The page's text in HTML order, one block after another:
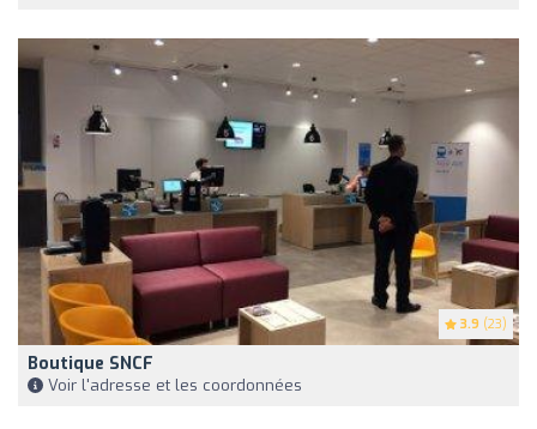
3.9 (23)
Boutique SNCF
Voir l'adresse et les coordonnées